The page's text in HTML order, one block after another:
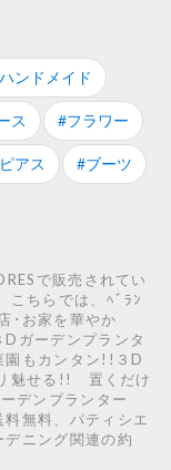
ンドメイド
ス #フラワー
アス #ブーツ
で販売されてい
こちらでは、ﾍﾞﾗﾝ
お家を華やか
ーデンプランタ
もカンタン!!３D
魅せる!! 置くだけ
デンプランター
無料、パティシエ
ニング関連の約